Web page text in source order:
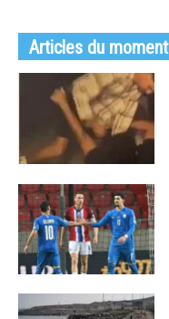
Articles du moment